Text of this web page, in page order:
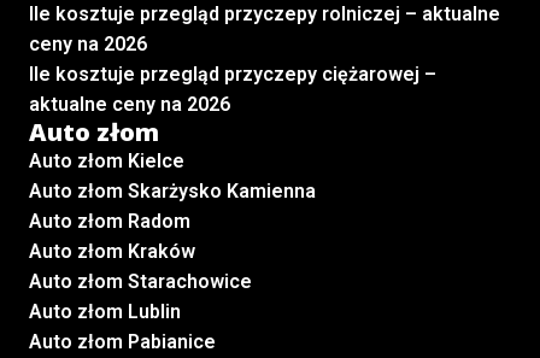
Ile kosztuje przegląd przyczepy rolniczej – aktualne
ceny na 2026
Ile kosztuje przegląd przyczepy ciężarowej –
aktualne ceny na 2026
Auto złom
Auto złom Kielce
Auto złom Skarżysko Kamienna
Auto złom Radom
Auto złom Kraków
Auto złom Starachowice
Auto złom Lublin
Auto złom Pabianice